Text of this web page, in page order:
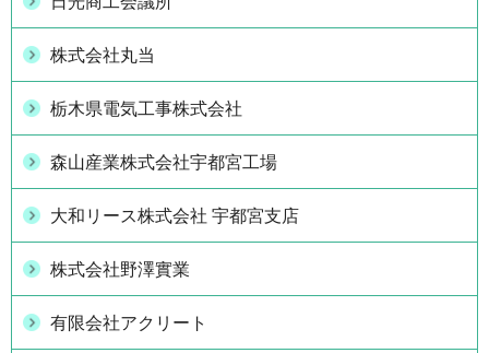
株式会社丸当
栃木県電気工事株式会社
森山産業株式会社宇都宮工場
大和リース株式会社 宇都宮支店
株式会社野澤實業
有限会社アクリート